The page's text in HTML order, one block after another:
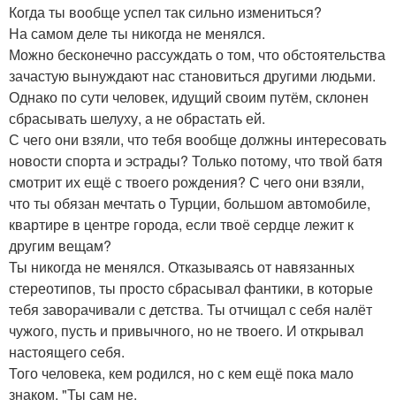
Когда ты вообще успел так сильно измениться?
На самом деле ты никогда не менялся.
Можно бесконечно рассуждать о том, что обстоятельства
зачастую вынуждают нас становиться другими людьми.
Однако по сути человек, идущий своим путём, склонен
сбрасывать шелуху, а не обрастать ей.
С чего они взяли, что тебя вообще должны интересовать
новости спорта и эстрады? Только потому, что твой батя
смотрит их ещё с твоего рождения? С чего они взяли,
что ты обязан мечтать о Турции, большом автомобиле,
квартире в центре города, если твоё сердце лежит к
другим вещам?
Ты никогда не менялся. Отказываясь от навязанных
стереотипов, ты просто сбрасывал фантики, в которые
тебя заворачивали с детства. Ты отчищал с себя налёт
чужого, пусть и привычного, но не твоего. И открывал
настоящего себя.
Того человека, кем родился, но с кем ещё пока мало
знаком. "Ты сам не.